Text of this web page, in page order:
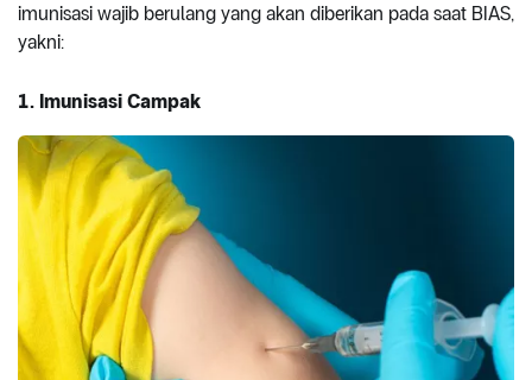
imunisasi wajib berulang yang akan diberikan pada saat BIAS,
yakni:
1. Imunisasi Campak